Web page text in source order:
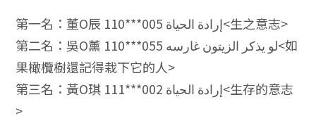
第一名：董O辰 110***005 إرادة الحياة<生之意志>
第二名：吳O薰 110***055 لو يذكر الزيتون غارسه<如
果橄欖樹還記得栽下它的人>
第三名：黃O琪 111***002 إرادة الحياة<生存的意志
>